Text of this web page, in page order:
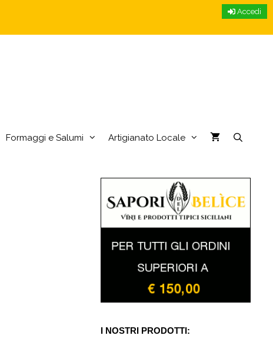
Accedi
Formaggi e Salumi Artigianato Locale
I NOSTRI PRODOTTI: